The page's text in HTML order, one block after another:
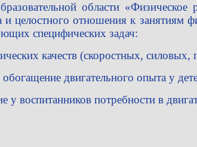
области
и целостного отношения к занятиям
специфических задач:
качеств (скоростных,
обогащение двигательного опыта у
у воспитанников потребности в